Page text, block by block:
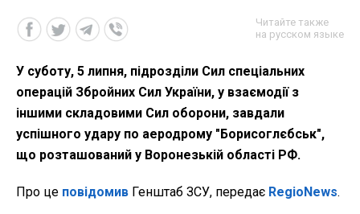
Читайте также
на русском языке
У суботу, 5 липня, підрозділи Сил спеціальних
операцій Збройних Сил України, у взаємодії з
іншими складовими Сил оборони, завдали
успішного удару по аеродрому "Борисоглєбськ",
що розташований у Воронезькій області РФ.
Про це повідомив Генштаб ЗСУ, передає RegioNews.